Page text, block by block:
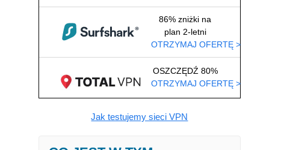
86% zniżki na
plan 2-letni
OTRZYMAJ OFERTĘ >
OSZCZĘDŹ 80%
OTRZYMAJ OFERTĘ >
Jak testujemy sieci VPN